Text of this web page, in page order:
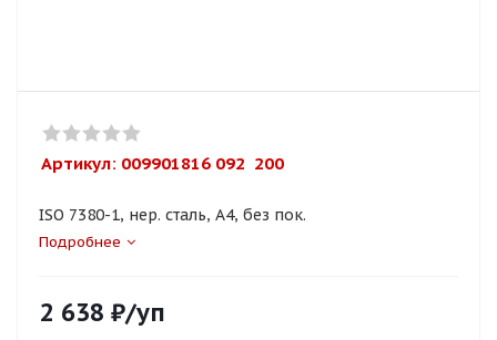
Артикул: 009901816 092  200
ISO 7380-1, нер. сталь, A4, без пок.
Подробнее
2 638 ₽/уп